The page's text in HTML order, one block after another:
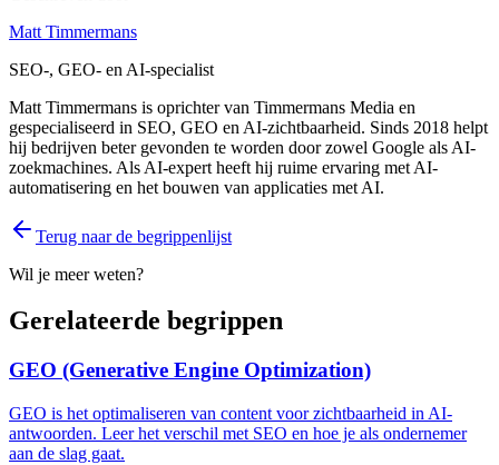
Matt Timmermans
SEO-, GEO- en AI-specialist
Matt Timmermans is oprichter van Timmermans Media en
gespecialiseerd in SEO, GEO en AI-zichtbaarheid. Sinds 2018 helpt
hij bedrijven beter gevonden te worden door zowel Google als AI-
zoekmachines. Als AI-expert heeft hij ruime ervaring met AI-
automatisering en het bouwen van applicaties met AI.
Terug naar de begrippenlijst
Wil je meer weten?
Gerelateerde begrippen
GEO (Generative Engine Optimization)
GEO is het optimaliseren van content voor zichtbaarheid in AI-
antwoorden. Leer het verschil met SEO en hoe je als ondernemer
aan de slag gaat.